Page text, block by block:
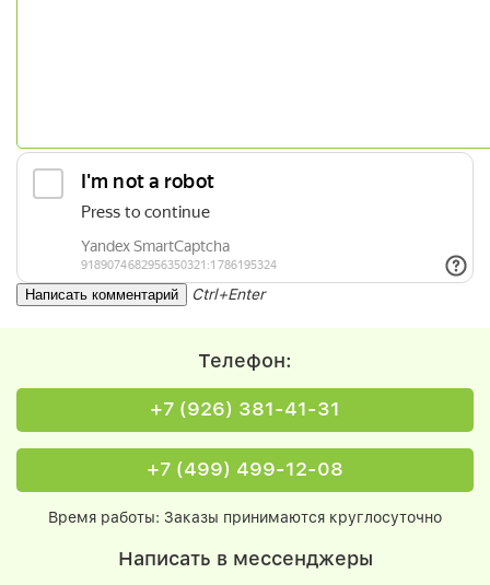
Ctrl+Enter
Телефон:
+7 (926) 381-41-31
+7 (499) 499-12-08
Время работы: Заказы принимаются круглосуточно
Написать в мессенджеры